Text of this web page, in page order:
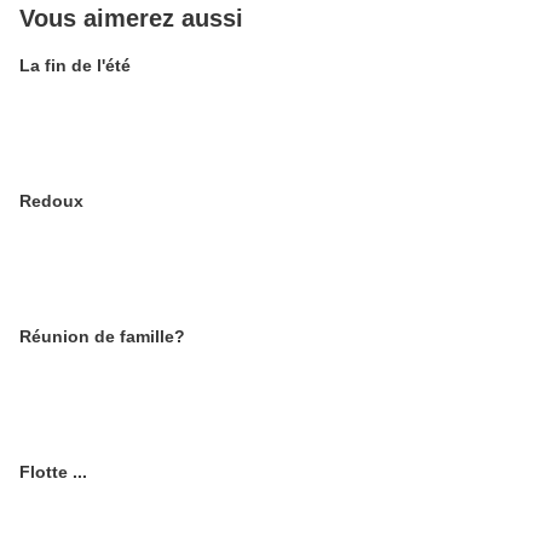
Vous aimerez aussi
La fin de l'été
Redoux
Réunion de famille?
Flotte ...